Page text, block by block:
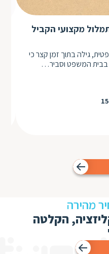
מקצועי הקביל
גילה בתוך זמן קצר כי
בבית המשפט וסביר…
מהירה
הקלטה